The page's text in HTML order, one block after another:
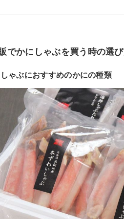
でかにしゃぶを買う時の選
ゃぶにおすすめのかにの種類